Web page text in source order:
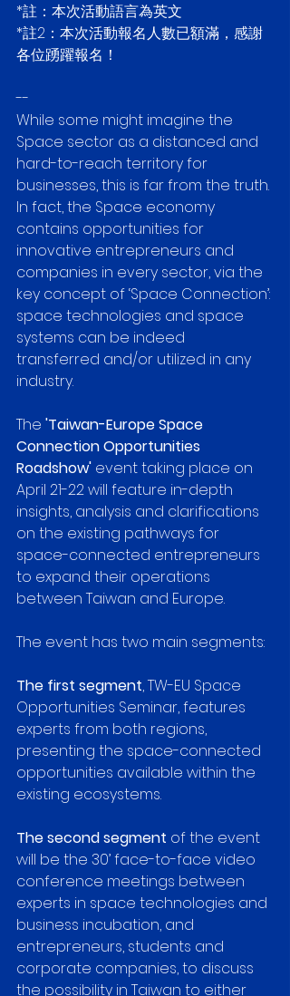
*註：本次活動語言為英文
*註2：本次活動報名人數已額滿，感謝
各位踴躍報名！
--
While some might imagine the
Space sector as a distanced and
hard-to-reach territory for
businesses, this is far from the truth.
In fact, the Space economy
contains opportunities for
innovative entrepreneurs and
companies in every sector, via the
key concept of ‘Space Connection’:
space technologies and space
systems can be indeed
transferred and/or utilized in any
industry.
The 'Taiwan-Europe Space
Connection Opportunities
Roadshow' event taking place on
April 21-22 will feature in-depth
insights, analysis and clarifications
on the existing pathways for
space-connected entrepreneurs
to expand their operations
between Taiwan and Europe.
The event has two main segments:
The first segment, TW-EU Space
Opportunities Seminar, features
experts from both regions,
presenting the space-connected
opportunities available within the
existing ecosystems.
The second segment of the event
will be the 30’ face-to-face video
conference meetings between
experts in space technologies and
business incubation, and
entrepreneurs, students and
corporate companies, to discuss
the possibility in Taiwan to either